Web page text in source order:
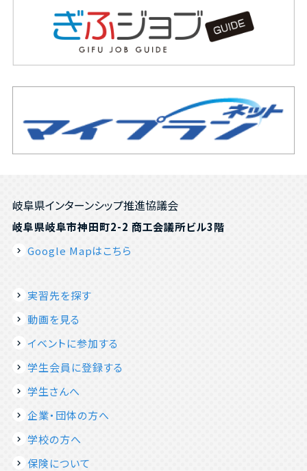
岐阜県インターンシップ推進協議会
岐阜県岐阜市神田町2-2 商工会議所ビル3階
Google Mapはこちら
実習先を探す
動画を見る
イベントに参加する
学生会員に登録する
学生さんへ
企業・団体の方へ
学校の方へ
保険について